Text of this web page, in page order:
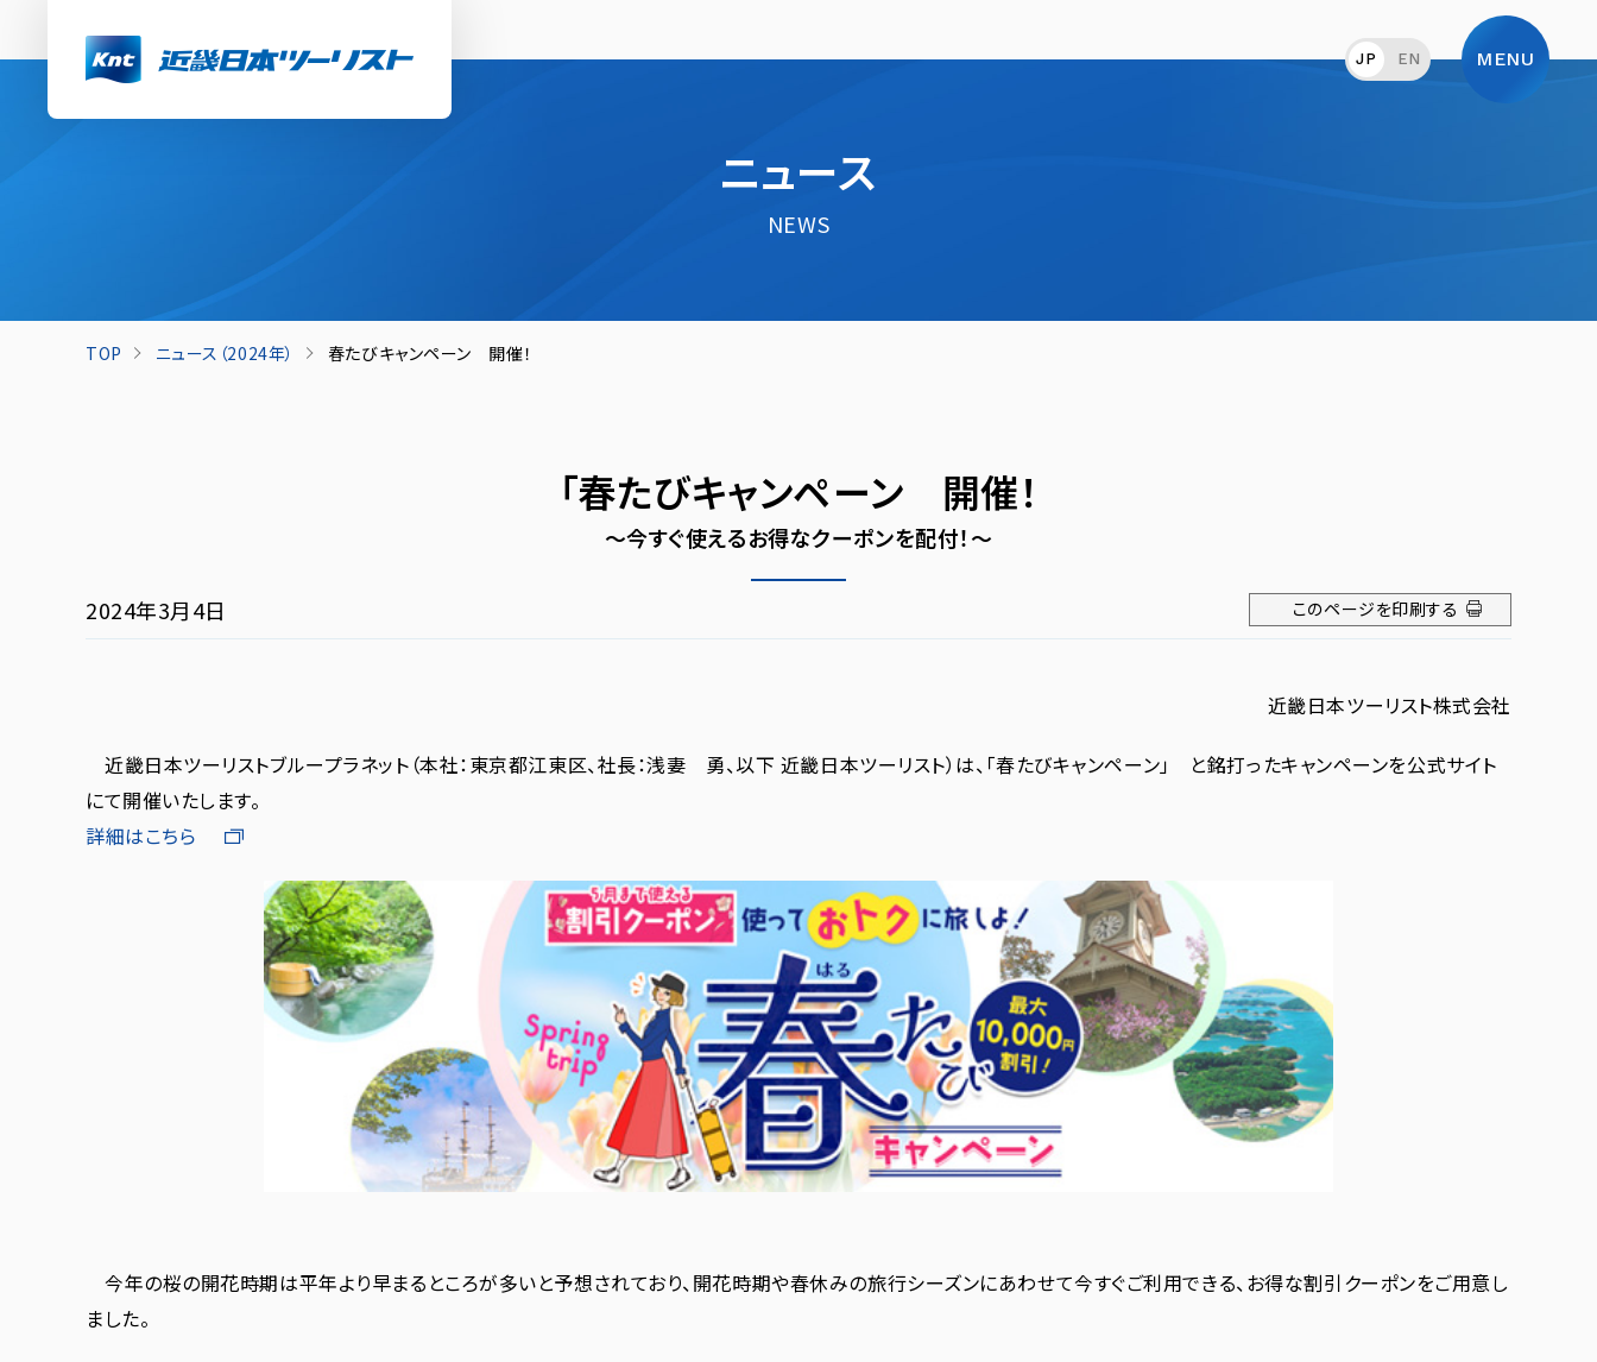
JP EN MENU
ニュース
NEWS
TOP ニュース（2024年） 春たびキャンペーン 開催！
「春たびキャンペーン 開催！
～今すぐ使えるお得なクーポンを配付！～
2024年3月4日 このページを印刷する
近畿日本ツーリスト株式会社
近畿日本ツーリストブループラネット（本社：東京都江東区、社長：浅妻 勇、以下 近畿日本ツーリスト）は、「春たびキャンペーン」 と銘打ったキャンペーンを公式サイト
にて開催いたします。
詳細はこちら
今年の桜の開花時期は平年より早まるところが多いと予想されており、開花時期や春休みの旅行シーズンにあわせて今すぐご利用できる、お得な割引クーポンをご用意し
ました。